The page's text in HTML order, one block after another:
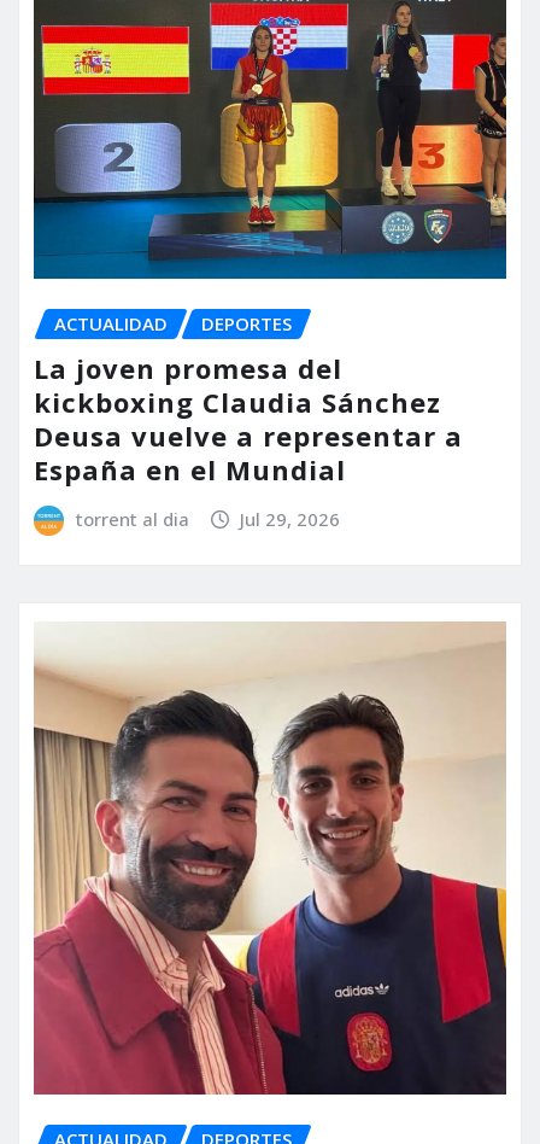
ACTUALIDAD DEPORTES
La joven promesa del
kickboxing Claudia Sánchez
Deusa vuelve a representar a
España en el Mundial
torrent al dia Jul 29, 2026